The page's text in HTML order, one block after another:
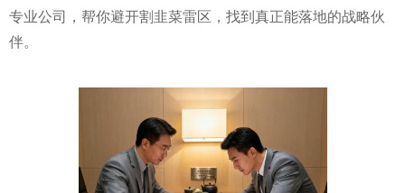
专业公司，帮你避开割韭菜雷区，找到真正能落地的战略伙
伴。